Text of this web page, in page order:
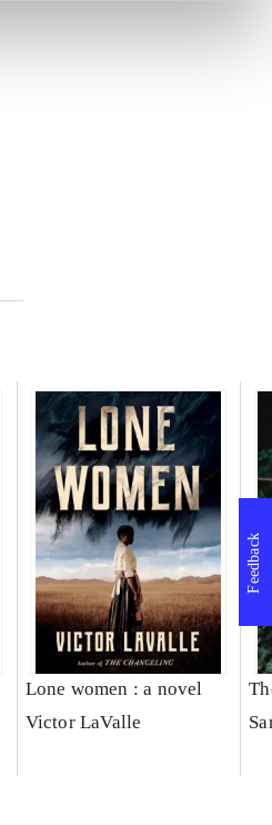
Lone women : a novel
Victor LaValle
Feedback